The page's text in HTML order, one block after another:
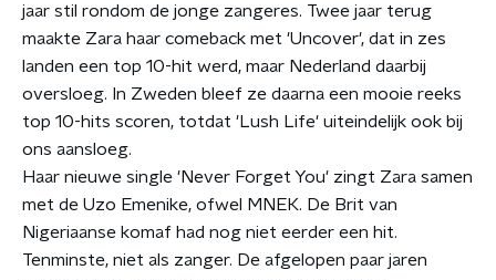
jaar stil rondom de jonge zangeres. Twee jaar terug
maakte Zara haar comeback met 'Uncover', dat in zes
landen een top 10-hit werd, maar Nederland daarbij
oversloeg. In Zweden bleef ze daarna een mooie reeks
top 10-hits scoren, totdat 'Lush Life' uiteindelijk ook bij
ons aansloeg.
Haar nieuwe single 'Never Forget You' zingt Zara samen
met de Uzo Emenike, ofwel MNEK. De Brit van
Nigeriaanse komaf had nog niet eerder een hit.
Tenminste, niet als zanger. De afgelopen paar jaren